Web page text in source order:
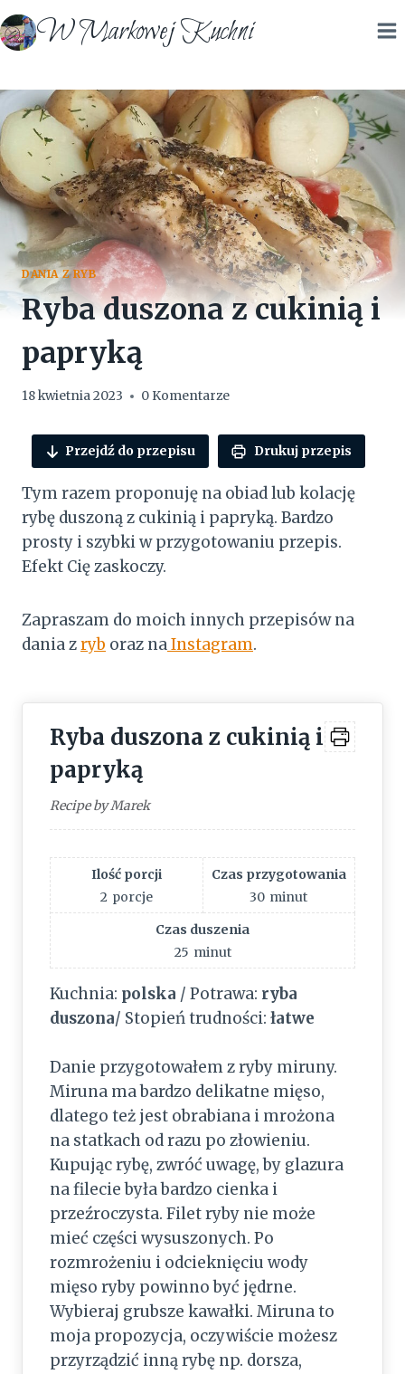
Przejdź
do
W Markowej Kuchni
DANIA Z RYB
Ryba duszona z cukinią i
papryką
18 kwietnia 2023 0 Komentarze
Przejdź do przepisu Drukuj przepis
Tym razem proponuję na obiad lub kolację
rybę duszoną z cukinią i papryką. Bardzo
prosty i szybki w przygotowaniu przepis.
Efekt Cię zaskoczy.
Zapraszam do moich innych przepisów na
dania zryb oraz naInstagram.
Ryba duszona z cukinią i
papryką
Recipe by Marek
Ilość porcji
2 porcje
Czas przygotowania
30 minut
Czas duszenia
25 minut
Kuchnia: polska / Potrawa: ryba
duszona/ Stopień trudności: łatwe
Danie przygotowałem z ryby miruny.
Miruna ma bardzo delikatne mięso,
dlatego też jest obrabiana i mrożona
na statkach od razu po złowieniu.
Kupując rybę, zwróć uwagę, by glazura
na filecie była bardzo cienka i
przeźroczysta. Filet ryby nie może
mieć części wysuszonych. Po
rozmrożeniu i odcieknięciu wody
mięso ryby powinno być jędrne.
Wybieraj grubsze kawałki. Miruna to
moja propozycja, oczywiście możesz
przyrządzić inną rybę np. dorsza,